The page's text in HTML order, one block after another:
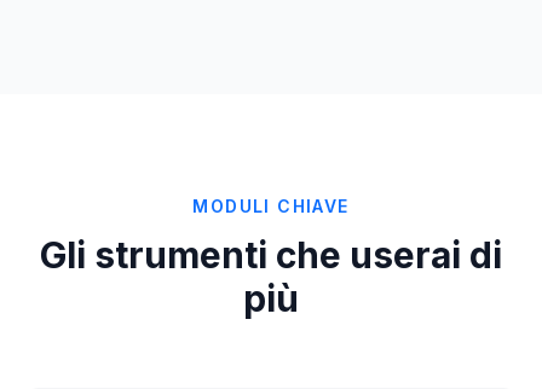
MODULI CHIAVE
Gli strumenti che userai di
più